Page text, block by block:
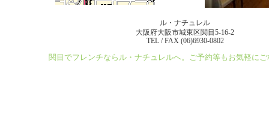
ル・ナチュレル
大阪府大阪市城東区関目5-16-2
TEL / FAX (06)6930-0802
関目でフレンチならル・ナチュレルへ。ご予約等もお気軽に